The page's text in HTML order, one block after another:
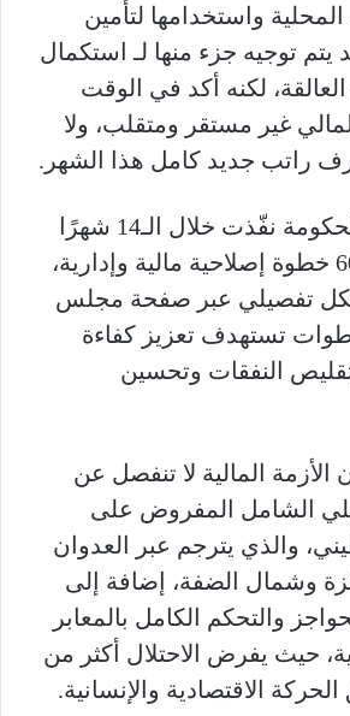
واستخدامها لتأمين
يتم توجيه جزء منها لـ استكمال
لكنه أكد في الوقت
غير مستقر ومتقلب، ولا
راتب جديد كامل هذا الشهر.
وأشار إلى أن الحكومة نفّذت خلال الـ14 شهرًا
الماضية قرابة 60 خطوة إصلاحية مالية وإدارية،
تفصيلي عبر صفحة مجلس
تستهدف تعزيز كفاءة
النفقات وتحسين
الأزمة المالية لا تنفصل عن
الشامل المفروض على
والذي يترجم عبر العدوان
وشمال الضفة، إضافة إلى
والتحكم الكامل بالمعابر
حيث يفرض الاحتلال أكثر من